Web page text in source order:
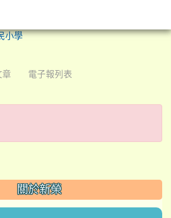
章 電子報列表
放！
關於新榮